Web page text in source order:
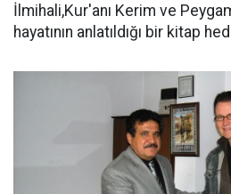
İlmihali,Kur'anı Kerim ve
hayatının anlatıldığı bir kitap